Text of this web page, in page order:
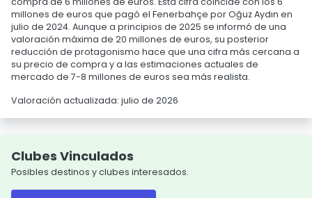
millones de euros que pagó el Fenerbahçe por Oğuz Aydın en
julio de 2024. Aunque a principios de 2025 se informó de una
valoración máxima de 20 millones de euros, su posterior
reducción de protagonismo hace que una cifra más cercana a
su precio de compra y a las estimaciones actuales de
mercado de 7-8 millones de euros sea más realista.
Valoración actualizada: julio de 2026
Clubes Vinculados
Posibles destinos y clubes interesados.